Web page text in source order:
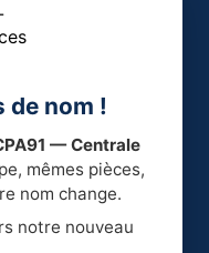
de nom !
— Centrale
mêmes pièces,
nom change.
notre nouveau